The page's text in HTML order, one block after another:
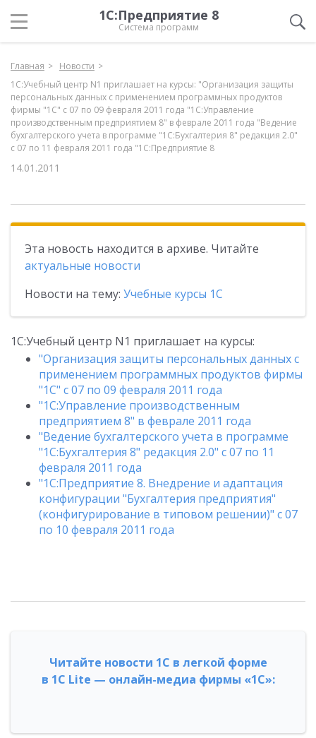
1С:Предприятие 8
Система программ
Главная
Новости
1С:Учебный центр N1 приглашает на курсы: "Организация защиты
персональных данных с применением программных продуктов
фирмы "1С" с 07 по 09 февраля 2011 года "1С:Управление
производственным предприятием 8" в феврале 2011 года "Ведение
бухгалтерского учета в программе "1С:Бухгалтерия 8" редакция 2.0"
с 07 по 11 февраля 2011 года "1С:Предприятие 8
14.01.2011
Эта новость находится в архиве. Читайте
актуальные новости
Новости на тему: Учебные курсы 1С
1С:Учебный центр N1 приглашает на курсы:
"Организация защиты персональных данных с
применением программных продуктов фирмы
"1С" с 07 по 09 февраля 2011 года
"1С:Управление производственным
предприятием 8" в феврале 2011 года
"Ведение бухгалтерского учета в программе
"1С:Бухгалтерия 8" редакция 2.0" с 07 по 11
февраля 2011 года
"1С:Предприятие 8. Внедрение и адаптация
конфигурации "Бухгалтерия предприятия"
(конфигурирование в типовом решении)" с 07
по 10 февраля 2011 года
Читайте новости 1С в легкой форме
в 1С Lite — онлайн-медиа фирмы «1С»: